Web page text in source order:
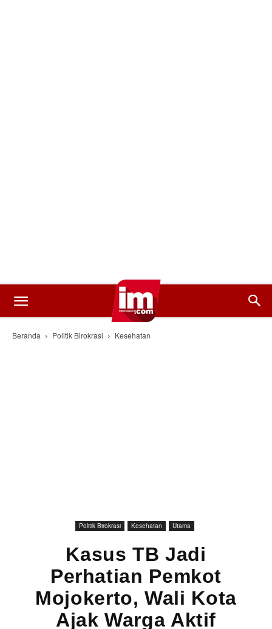
Beranda Politik Birokrasi Kesehatan
Politik Birokrasi Kesehatan Utama
Kasus TB Jadi
Perhatian Pemkot
Mojokerto, Wali Kota
Ajak Warga Aktif